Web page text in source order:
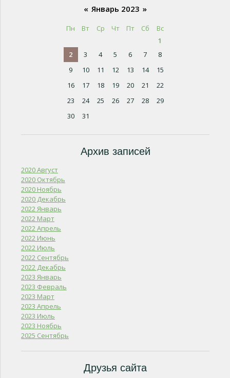
« Январь 2023 »
Пн Вт Ср Чт Пт Сб
Вс
1
2
3 4 5 6 7
8
9
10 11 12 13 14
15
16
17 18 19 20 21
22
23
24 25 26 27 28
29
30
31
Архив записей
2020 Август
2020 Октябрь
2020 Ноябрь
2020 Декабрь
2022 Январь
2022 Март
2022 Апрель
2022 Июнь
2022 Июль
2022 Сентябрь
2022 Декабрь
2023 Январь
2023 Февраль
2023 Март
2023 Апрель
2023 Июль
2023 Ноябрь
2025 Сентябрь
Друзья сайта